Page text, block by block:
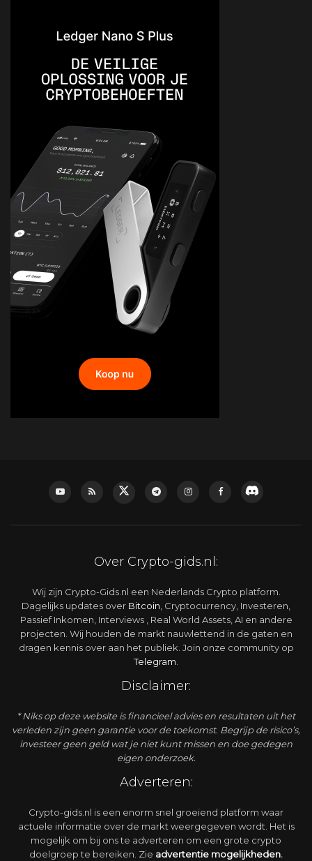
Over Crypto-gids.nl:
Wij zijn Crypto-Gids.nl een Nederlands Crypto platform.
Dagelijks updates over Bitcoin, Cryptocurrency, Investeren,
Passief Inkomen, Interviews , Real World Assets, AI en andere
projecten. Wij houden de markt nauwlettend in de gaten en
dragen kennis over aan het publiek. Join onze community op
Telegram.
Disclaimer:
* Niks op deze website is financieel advies en resultaten uit het
verleden zijn geen garantie voor de toekomst. Begrijp de risico’s,
investeer geen geld wat je niet kunt missen en doe gedegen
eigen onderzoek.
Adverteren:
Crypto-gids.nl is een enorm snel groeiend platform waar
actuele informatie over de markt weergegeven wordt. Het is
mogelijk om bij ons te adverteren om een grote crypto
doelgroep te bereiken. Zie advertentie mogelijkheden.